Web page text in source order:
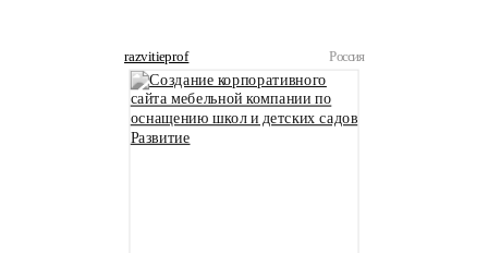
razvitieprof Россия